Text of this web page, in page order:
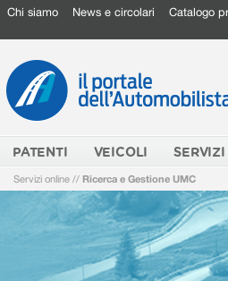
Chi siamo News e circolari Catalogo
PATENTI VEICOLI
Servizi online // Ricerca e Gestione UMC